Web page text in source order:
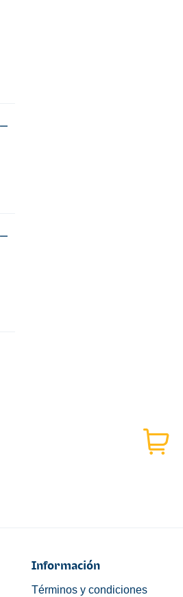
Información
Términos y condiciones